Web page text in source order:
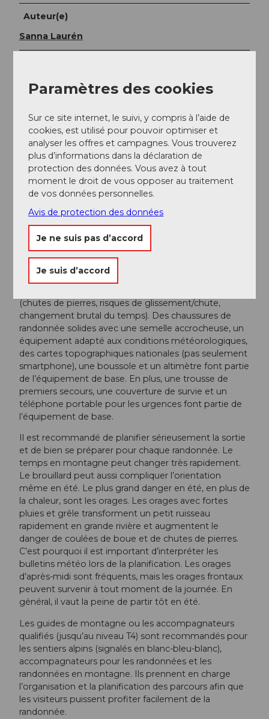
Auteur(e)
Sanna Laurén
Verein Urner Wanderwege
Conseil :
Visitez l’ancienne forteresse Sasso San Gottardo au
sommet du col !
https://www.sasso-sangottardo.ch
Consignes de sécurité
La randonnée en montagne est exigeante.
(chutes de pierres, risques de glissement/chute,
changement brutal du temps). Des chaussures de
randonnée solides avec une semelle accrocheuse, un
équipement adapté aux conditions météorologiques,
des cartes topographiques nationales (pas seulement
smartphone), une boussole et un altimètre font partie
de l’équipement de base. En plus, une trousse de
premiers secours, une couverture de survie et un
téléphone portable pour les urgences font partie de
l’équipement de base.
Il est recommandé de planifier sérieusement la sortie
et de bien se préparer pour chaque randonnée. Le
temps en montagne peut changer très rapidement.
Le brouillard peut aussi compliquer l’orientation
même en été. Le plus grand danger en été, en plus de
la chaleur, sont les orages. Les orages avec fortes
pluies et grêle transforment un petit ruisseau
rapidement en grande rivière et augmentent le
danger de coulées de boue et de chutes de pierres.
C’est pourquoi il est important d’interpréter les
bulletins météo lors de la planification. Les orages
d’après-midi sont fréquents, mais les orages frontaux
peuvent survenir à tout moment de la journée. En
général, il vaut la peine de partir tôt en été.
Les guides de montagne ou les accompagnateurs
qualifiés (jusqu’au niveau T4) sont recommandés pour
les sentiers alpins (signalés en blanc-bleu-blanc),
accompagnateurs pour les randonnées et les
randonnées en montagne. Ils prennent en charge
l’organisation et la planification des parcours afin que
les visiteurs puissent profiter facilement de la
randonnée.
Paramètres des cookies
Sur ce site internet, le suivi, y compris à l’aide de
cookies, est utilisé pour pouvoir optimiser et
analyser les offres et campagnes. Vous trouverez
plus d’informations dans la déclaration de
protection des données. Vous avez à tout
moment le droit de vous opposer au traitement
de vos données personnelles.
Avis de protection des données
Je ne suis pas d’accord
Je suis d’accord